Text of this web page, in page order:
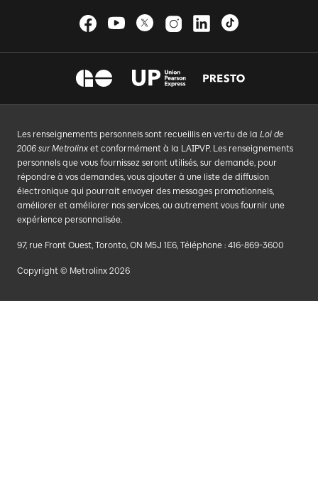
Les renseignements personnels sont recueillis en vertu de la Loi de
2006 sur Metrolinx et conformément à la LAIPVP. Les renseignements
personnels que vous fournissez seront utilisés, sur demande, pour
répondre à vos demandes, vous ajouter à une liste de diffusion
électronique qui pourrait envoyer des messages promotionnels,
améliorer et améliorer nos services, ou autrement vous fournir une
expérience personnalisée.
97, rue Front Ouest, Toronto, ON M5J 1E6, Téléphone : 416-869-3600
Copyright © Metrolinx 2026